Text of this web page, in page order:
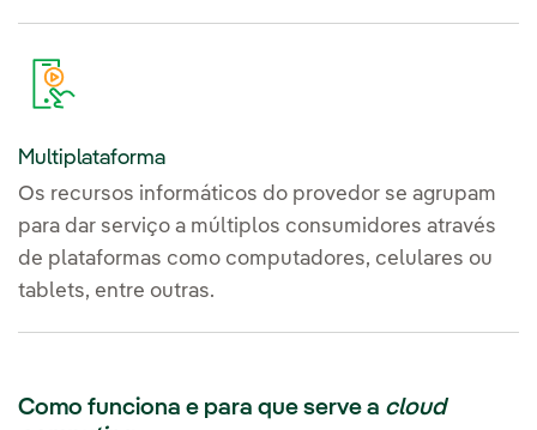
Multiplataforma
Os recursos informáticos do provedor se agrupam
para dar serviço a múltiplos consumidores através
de plataformas como computadores, celulares ou
tablets, entre outras.
Como funciona e para que serve a cloud